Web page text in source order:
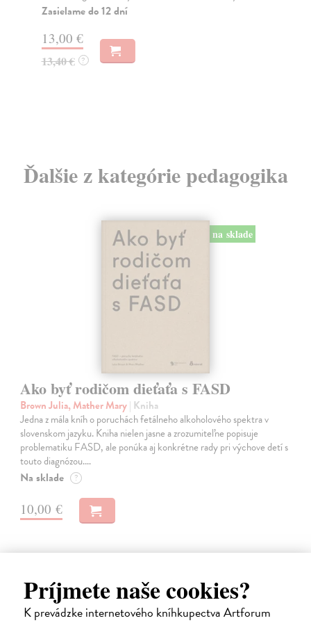
Príjmete naše cookies?
K prevádzke internetového kníhkupectva Artforum
Na sklade ?
13,68 €
14,10 € ?
Ďalšie z kategórie pedagogika
na sklade
Ako byť rodičom dieťaťa s FASD
Brown Julia, Mather Mary| Kniha
Jedna z mála kníh o poruchách fetálneho alkoholového spektra v
slovenskom jazyku. Kniha nielen jasne a zrozumiteľne popisuje
problematiku FASD, ale ponúka aj konkrétne rady pri výchove detí s
touto diagnózou.…
Na sklade ?
10,00 €